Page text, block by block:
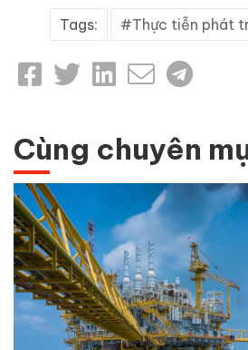
Tags: Thực tiễn phát
Cùng chuyên